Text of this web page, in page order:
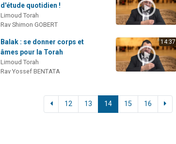
d'étude quotidien !
Limoud Torah
Rav Shimon GOBERT
Balak : se donner corps et
âmes pour la Torah
Limoud Torah
Rav Yossef BENTATA
14:37
12 13 14 15 16